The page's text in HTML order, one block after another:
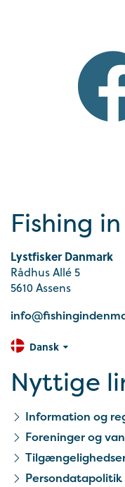
Fishing
Lystfisker Danmark
Rådhus Allé 5
5610 Assens
Dansk
Nyttige
Information og
Foreninger og
Persondatapolitik